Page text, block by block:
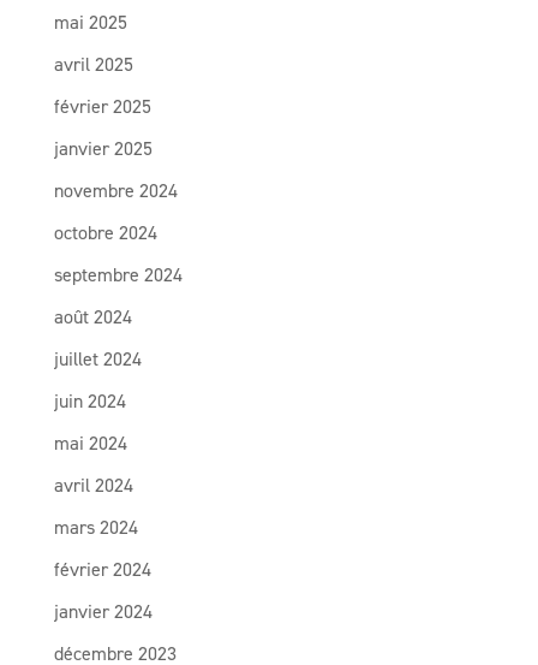
mai 2025
avril 2025
février 2025
janvier 2025
novembre 2024
octobre 2024
septembre 2024
août 2024
juillet 2024
juin 2024
mai 2024
avril 2024
mars 2024
février 2024
janvier 2024
décembre 2023